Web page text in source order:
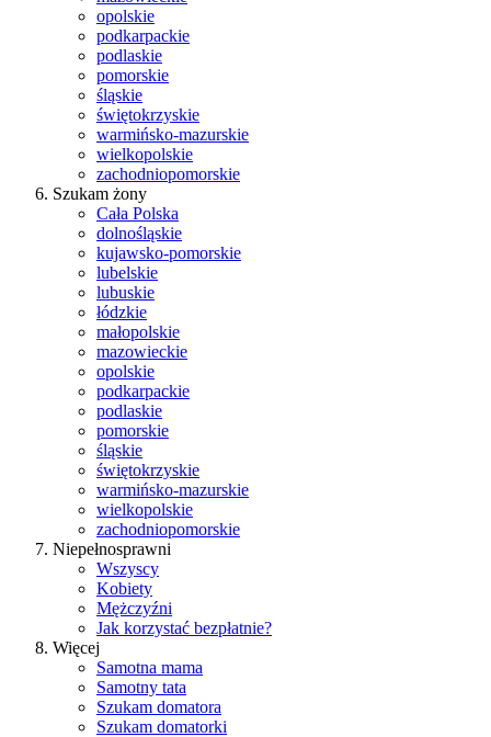
opolskie
podkarpackie
podlaskie
pomorskie
śląskie
świętokrzyskie
warmińsko-mazurskie
wielkopolskie
zachodniopomorskie
Szukam żony
Cała Polska
dolnośląskie
kujawsko-pomorskie
lubelskie
lubuskie
łódzkie
małopolskie
mazowieckie
opolskie
podkarpackie
podlaskie
pomorskie
śląskie
świętokrzyskie
warmińsko-mazurskie
wielkopolskie
zachodniopomorskie
Niepełnosprawni
Wszyscy
Kobiety
Mężczyźni
Jak korzystać bezpłatnie?
Więcej
Samotna mama
Samotny tata
Szukam domatora
Szukam domatorki